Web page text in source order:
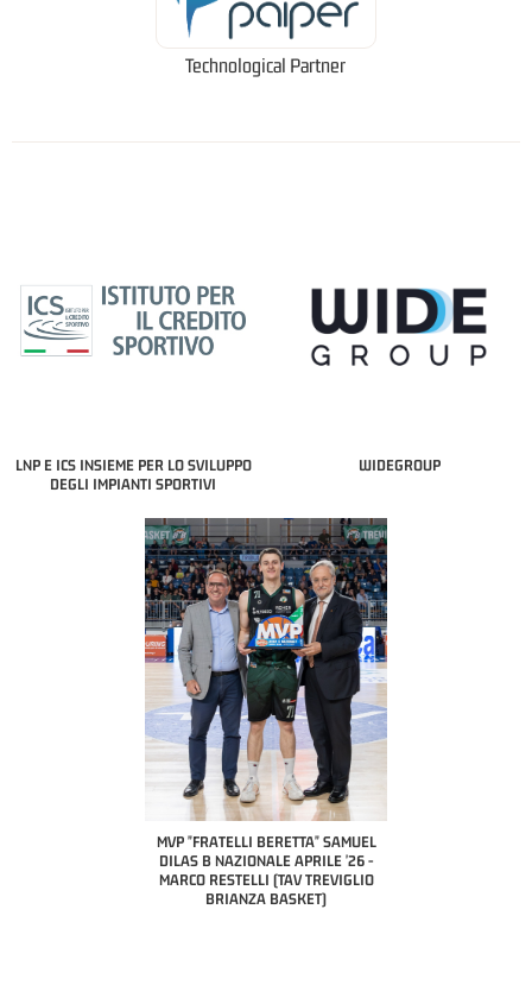
Technological Partner
LNP E ICS INSIEME PER LO SVILUPPO
DEGLI IMPIANTI SPORTIVI
WIDEGROUP
MVP "FRATELLI BERETTA" SAMUEL
DILAS B NAZIONALE APRILE '26 -
MARCO RESTELLI (TAV TREVIGLIO
BRIANZA BASKET)